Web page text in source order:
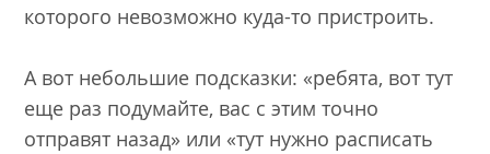
которого невозможно куда-то пристроить.
А вот небольшие подсказки: «ребята, вот тут
еще раз подумайте, вас с этим точно
отправят назад» или «тут нужно расписать